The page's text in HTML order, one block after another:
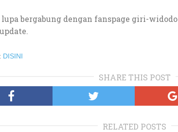
bergabung dengan fanspage giri-widodo
DISINI
SHARE THIS POST
RELATED POSTS